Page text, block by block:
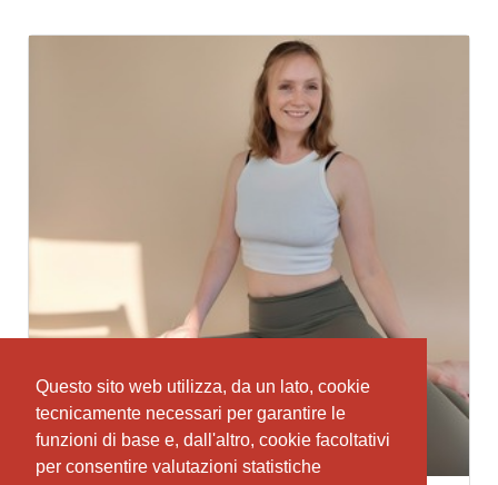
Questo sito web utilizza, da un lato, cookie
tecnicamente necessari per garantire le
funzioni di base e, dall'altro, cookie facoltativi
per consentire valutazioni statistiche
Questo sito web utilizza, da un lato, cookie
tecnicamente necessari per garantire le
funzioni di base e, dall'altro, cookie facoltativi
per consentire valutazioni statistiche